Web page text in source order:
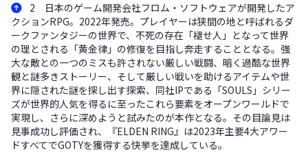
2 日本のゲーム開発会社フロム・ソフトウェアが開発したア
クションRPG。2022年発売。プレイヤーは狭間の地と呼ばれるダ
ークファンタジーの世界で、不死の存在「褪せ人」となって世界
の理とされる「黄金律」の修復を目指し奔走することとなる。強
大な敵との一つのミスも許されない厳しい戦闘、暗く過酷な世界
観と謎多きストーリー、そして厳しい戦いを助けるアイテムや世
界に隠された謎を探し出す探索、同社IPである「SOULS」シリー
ズが世界的人気を得るに至ったこれら要素をオープンワールドで
実現し、さらに深めようと試みたのが本作となる。その目論見は
見事成功し評価され、『ELDEN RING』は2023年主要4大アワー
ドすべてでGOTYを獲得する快挙を達成している。